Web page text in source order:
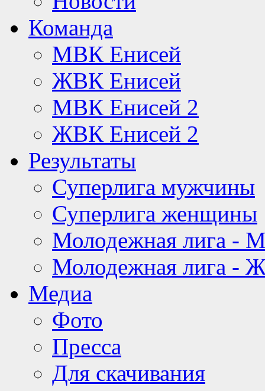
Команда
МВК Енисей
ЖВК Енисей
МВК Енисей 2
ЖВК Енисей 2
Результаты
Суперлига мужчины
Суперлига женщины
Молодежная лига -
Молодежная лига -
Медиа
Фото
Пресса
Для скачивания